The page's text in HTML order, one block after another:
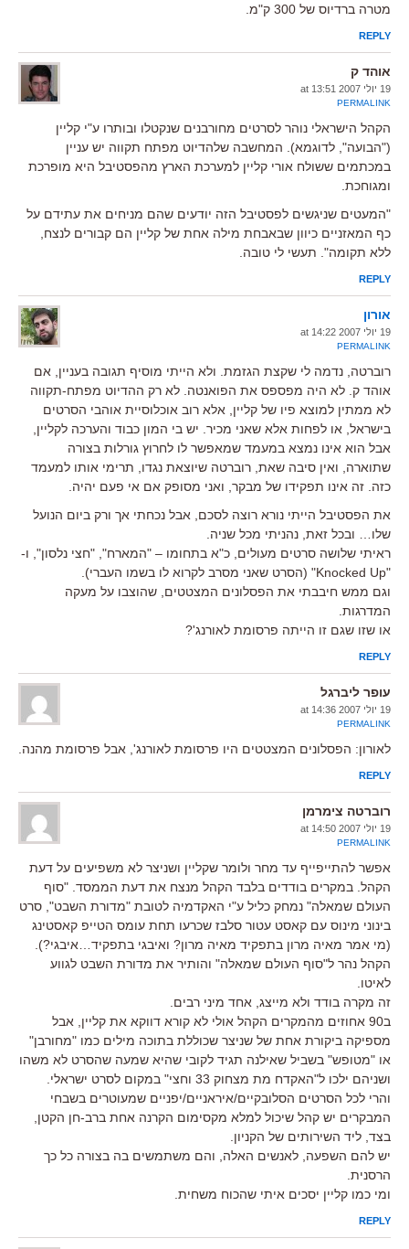
מטרה ברדיוס של 300 ק"מ.
REPLY
אוהד ק
19 יולי 2007 at 13:51
PERMALINK
הקהל הישראלי נוהר לסרטים מחורבנים שנקטלו ובותרו ע"י קליין
("הבועה", לדוגמא). המחשבה שלהדיוט מפתח תקווה יש עניין
במכתמים ששולח אורי קליין למערכת הארץ מהפסטיבל היא מופרכת
ומגוחכת.
"המעטים שניגשים לפסטיבל הזה יודעים שהם מניחים את עתידם על
כף המאזניים כיוון שבאבחת מילה אחת של קליין הם קבורים לנצח,
ללא תקומה". תעשי לי טובה.
REPLY
אורון
19 יולי 2007 at 14:22
PERMALINK
רוברטה, נדמה לי שקצת הגזמת. ולא הייתי מוסיף תגובה בעניין, אם
אוהד ק. לא היה מפספס את הפואנטה. לא רק ההדיוט מפתח-תקווה
לא ממתין למוצא פיו של קליין, אלא רוב אוכלוסיית אוהבי הסרטים
בישראל, או לפחות אלא שאני מכיר. יש בי המון כבוד והערכה לקליין,
אבל הוא אינו נמצא במעמד שמאפשר לו לחרוץ גורלות בצורה
שתוארה, ואין סיבה שאת, רוברטה שיוצאת נגדו, תרימי אותו למעמד
כזה. זה אינו תפקידו של מבקר, ואני מסופק אם אי פעם יהיה.
את הפסטיבל הייתי נורא רוצה לסכם, אבל נכחתי אך ורק ביום הנועל
שלו… ובכל זאת, נהניתי מכל שניה.
ראיתי שלושה סרטים מעולים, כ"א בתחומו – "המארח", "חצי נלסון", ו-
"Knocked Up" (הסרט שאני מסרב לקרוא לו בשמו העברי).
וגם ממש חיבבתי את הפסלונים המצטטים, שהוצבו על מעקה
המדרגות.
או שזו שגם זו הייתה פרסומת לאורנג'?
REPLY
עופר ליברגל
19 יולי 2007 at 14:36
PERMALINK
לאורון: הפסלונים המצטטים היו פרסומת לאורנג', אבל פרסומת מהנה.
REPLY
רוברטה צימרמן
19 יולי 2007 at 14:50
PERMALINK
אפשר להתייפייף עד מחר ולומר שקליין ושניצר לא משפיעים על דעת
הקהל. במקרים בודדים בלבד הקהל מנצח את דעת הממסד. "סוף
העולם שמאלה" נמחק כליל ע"י האקדמיה לטובת "מדורת השבט", סרט
בינוני מינוס עם קאסט עטור סלבז שכרעו תחת עומס הטייפ קאסטינג
(מי אמר מאיה מרון בתפקיד מאיה מרון? ואיבגי בתפקיד…איבגי?).
הקהל נהר ל"סוף העולם שמאלה" והותיר את מדורת השבט לגווע
לאיטו.
זה מקרה בודד ולא מייצג, אחד מיני רבים.
ב90 אחוזים מהמקרים הקהל אולי לא קורא דווקא את קליין, אבל
מספיקה ביקורת אחת של שניצר שכוללת בתוכה מילים כמו "מחורבן"
או "מטופש" בשביל שאילנה תגיד לקובי שהיא שמעה שהסרט לא משהו
ושניהם ילכו ל"האקדח מת מצחוק 33 וחצי" במקום לסרט ישראלי.
והרי לכל הסרטים הסלובקיים/איראניים/יפניים שמעוטרים בשבחי
המבקרים יש קהל שיכול למלא מקסימום הקרנה אחת ברב-חן הקטן,
בצד, ליד השירותים של הקניון.
יש להם השפעה, לאנשים האלה, והם משתמשים בה בצורה כל כך
הרסנית.
ומי כמו קליין יסכים איתי שהכוח משחית.
REPLY